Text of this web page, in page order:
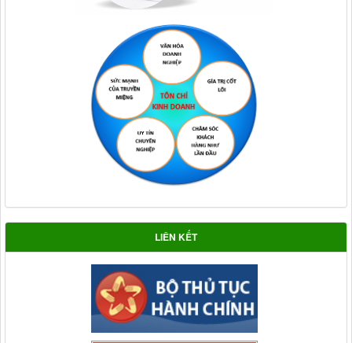
LIÊN KẾT